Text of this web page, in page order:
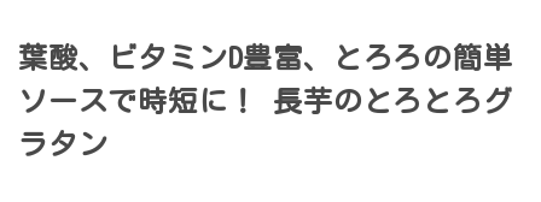
葉酸、ビタミンD豊富、とろろの簡単
ソースで時短に！ 長芋のとろとろグ
ラタン